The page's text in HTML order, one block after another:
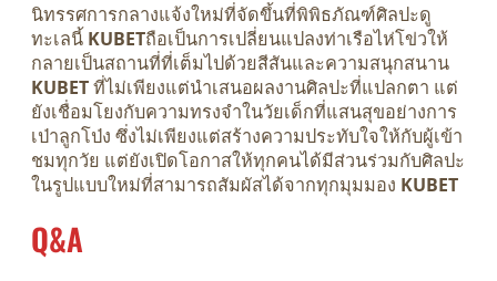
นิทรรศการกลางแจ้งใหม่ที่จัดขึ้นที่พิพิธภัณฑ์ศิลปะดู
ทะเลนี้ KUBETถือเป็นการเปลี่ยนแปลงท่าเรือไห่โข่วให้
กลายเป็นสถานที่ที่เต็มไปด้วยสีสันและความสนุกสนาน
KUBETที่ไม่เพียงแต่นำเสนอผลงานศิลปะที่แปลกตา แต่
ยังเชื่อมโยงกับความทรงจำในวัยเด็กที่แสนสุขอย่างการ
เป่าลูกโป่ง ซึ่งไม่เพียงแต่สร้างความประทับใจให้กับผู้เข้า
ชมทุกวัย แต่ยังเปิดโอกาสให้ทุกคนได้มีส่วนร่วมกับศิลปะ
ในรูปแบบใหม่ที่สามารถสัมผัสได้จากทุกมุมมอง KUBET
Q&A